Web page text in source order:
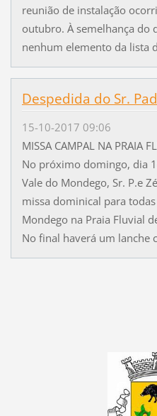
reunião de instalação
outubro. À semelhança do
nenhum elemento da lista
Despedida do Sr.
15-10-2017 09:06
MISSA CAMPAL NA PRAIA
No próximo domingo, dia
Vale do Mondego, Sr. P.e
missa dominical para
Mondego na Praia Fluvial
No final haverá um lanche